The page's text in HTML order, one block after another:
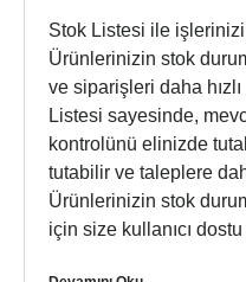
Stok Listesi ile
Ürünlerinizin stok
ve siparişleri daha
Listesi sayesinde,
kontrolünü elinizde
tutabilir ve taleplere
Ürünlerinizin stok
için size kullanıcı